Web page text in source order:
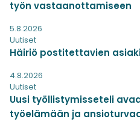
työn vastaanottamiseen
5.8.2026
Uutiset
Häiriö postitettavien
4.8.2026
Uutiset
Uusi työllistymisseteli
työelämään ja